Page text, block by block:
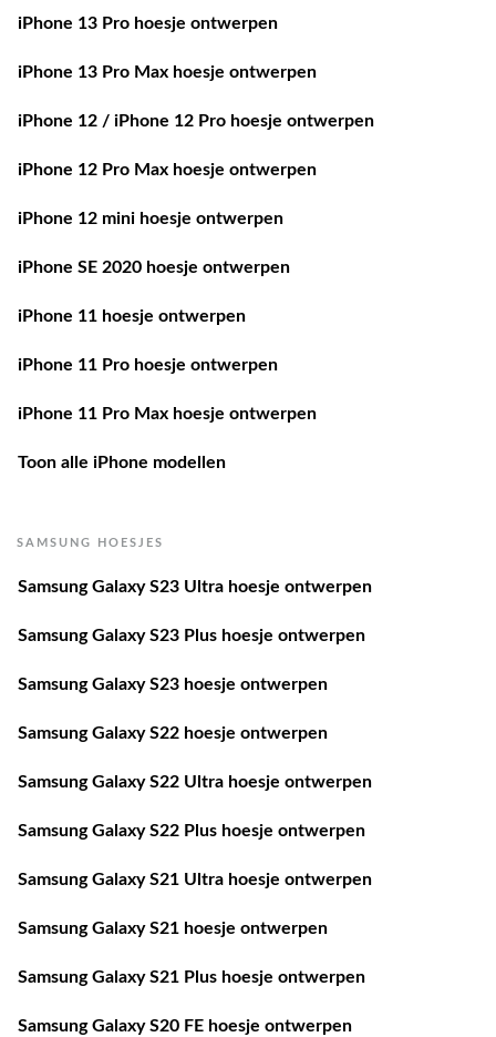
iPhone 13 Pro hoesje ontwerpen
iPhone 13 Pro Max hoesje ontwerpen
iPhone 12 / iPhone 12 Pro hoesje ontwerpen
iPhone 12 Pro Max hoesje ontwerpen
iPhone 12 mini hoesje ontwerpen
iPhone SE 2020 hoesje ontwerpen
iPhone 11 hoesje ontwerpen
iPhone 11 Pro hoesje ontwerpen
iPhone 11 Pro Max hoesje ontwerpen
Toon alle iPhone modellen
SAMSUNG HOESJES
Samsung Galaxy S23 Ultra hoesje ontwerpen
Samsung Galaxy S23 Plus hoesje ontwerpen
Samsung Galaxy S23 hoesje ontwerpen
Samsung Galaxy S22 hoesje ontwerpen
Samsung Galaxy S22 Ultra hoesje ontwerpen
Samsung Galaxy S22 Plus hoesje ontwerpen
Samsung Galaxy S21 Ultra hoesje ontwerpen
Samsung Galaxy S21 hoesje ontwerpen
Samsung Galaxy S21 Plus hoesje ontwerpen
Samsung Galaxy S20 FE hoesje ontwerpen